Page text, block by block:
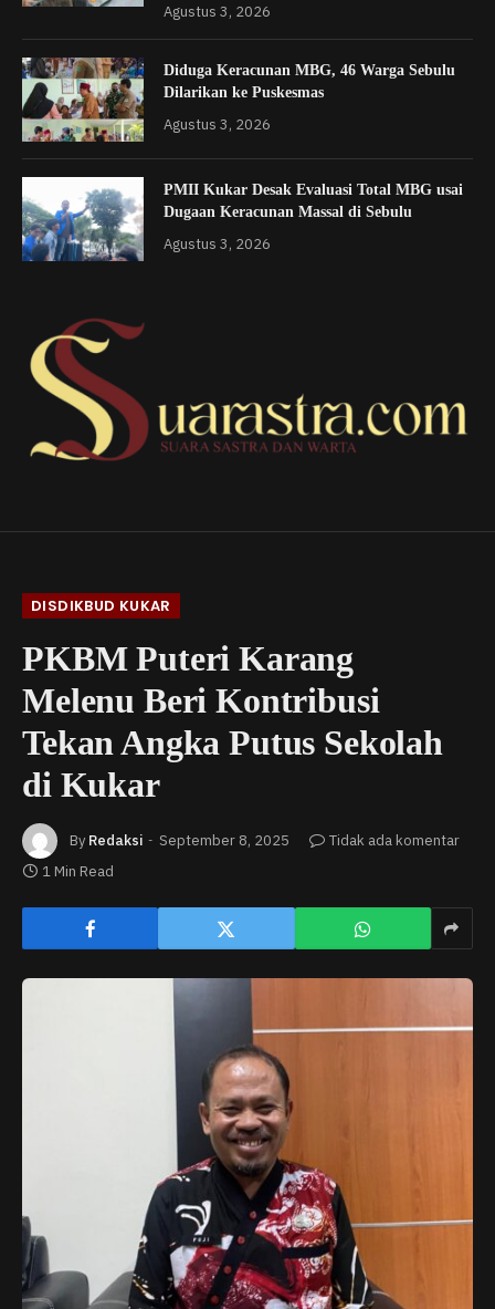
Agustus 3, 2026
Diduga Keracunan MBG, 46 Warga Sebulu
Dilarikan ke Puskesmas
Agustus 3, 2026
PMII Kukar Desak Evaluasi Total MBG usai
Dugaan Keracunan Massal di Sebulu
Agustus 3, 2026
DISDIKBUD KUKAR
PKBM Puteri Karang
Melenu Beri Kontribusi
Tekan Angka Putus Sekolah
di Kukar
By Redaksi September 8, 2025
Tidak ada komentar
1 Min Read